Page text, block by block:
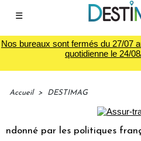
☰
Nos bureaux sont fermés du 27/07
quotidienne le 24/
Accueil > DESTIMAG
par les politiques